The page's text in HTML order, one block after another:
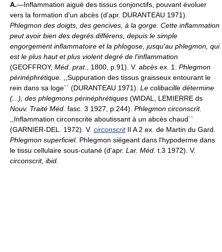
A.—Inflammation aiguë des tissus conjonctifs, pouvant évoluer
vers la formation d'un abcès (d'apr. DURANTEAU 1971).
Phlegmon des doigts, des gencives, à la gorge. Cette inflammation
peut avoir bien des degrés différens, depuis le simple
engorgement inflammatoire et la phlogose, jusqu'au phlegmon, qui
est le plus haut et plus violent degré de l'inflammation
(GEOFFROY, Méd. prat. , 1800, p.91). V. abcès ex. 1. Phlegmon
périnéphrétique.
,,Suppuration des tissus graisseux entourant le
rein dans sa loge`` (DURANTEAU 1971). Le colibacille détermine
(...), des phlegmons périnéphrétiques (WIDAL, LEMIERRE ds
Nouv. Traité Méd. fasc. 3 1927, p.244). Phlegmon circonscrit.
,,Inflammation circonscrite aboutissant à un abcès chaud``
(GARNIER-DEL. 1972). V. circonscritII A 2 ex. de Martin du Gard.
Phlegmon superficiel. Phlegmon siégeant dans l'hypoderme dans
le tissu cellulaire sous-cutané (d'apr. Lar. Méd. t.3 1972). V.
circonscrit, ibid.